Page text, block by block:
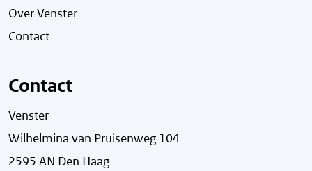
Over Venster
Contact
Contact
Venster
Wilhelmina van Pruisenweg 104
2595 AN Den Haag